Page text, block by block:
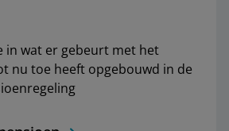
in wat er gebeurt met het
nu toe heeft opgebouwd in de